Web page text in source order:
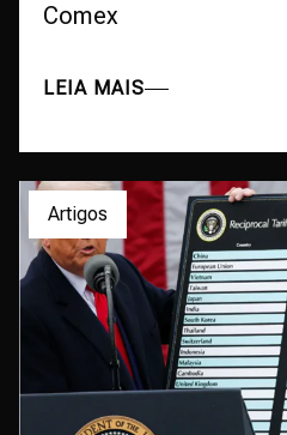
Comex
LEIA MAIS
Artigos